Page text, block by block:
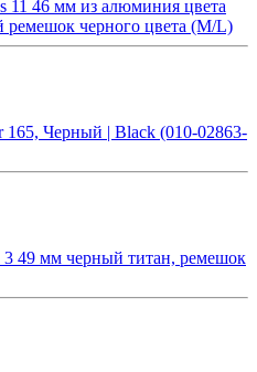
11 46 мм из алюминия цвета
ремешок черного цвета (M/L)
Черный | Black (010-02863-
49 мм черный титан, ремешок